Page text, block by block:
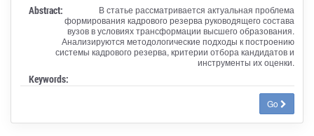
Abstract:
В статье рассматривается актуальная проблема
формирования кадрового резерва руководящего состава
вузов в условиях трансформации высшего образования.
Анализируются методологические подходы к построению
системы кадрового резерва, критерии отбора кандидатов и
инструменты их оценки.
Keywords:
Go